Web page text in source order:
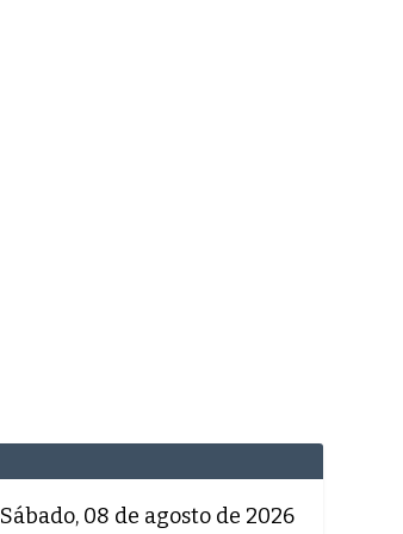
Sábado, 08 de agosto de 2026